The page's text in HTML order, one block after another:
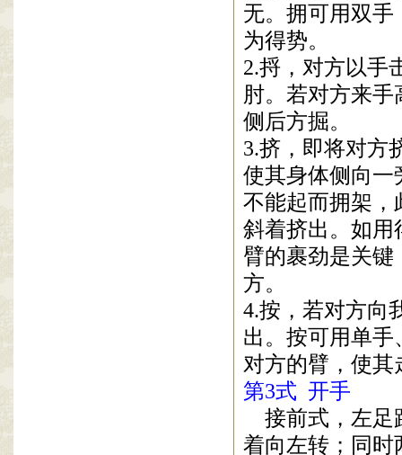
无。拥可用双
为得势。
2.捋，对方以手
肘。若对方来
侧后方掘。
3.挤，即将对方
使其身体侧向一
不能起而拥架，
斜着挤出。如用
臂的裹劲是关
方。
4.按，若对方向
出。按可用单
对方的臂，使其
第3式 开手
接前式，左足
着向左转；同时